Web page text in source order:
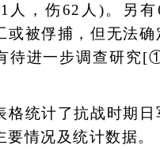
人，伤62人)。另有
或被俘捕，但无法确
待进一步调查研究
统计了抗战时期日
要情况及统计数据。